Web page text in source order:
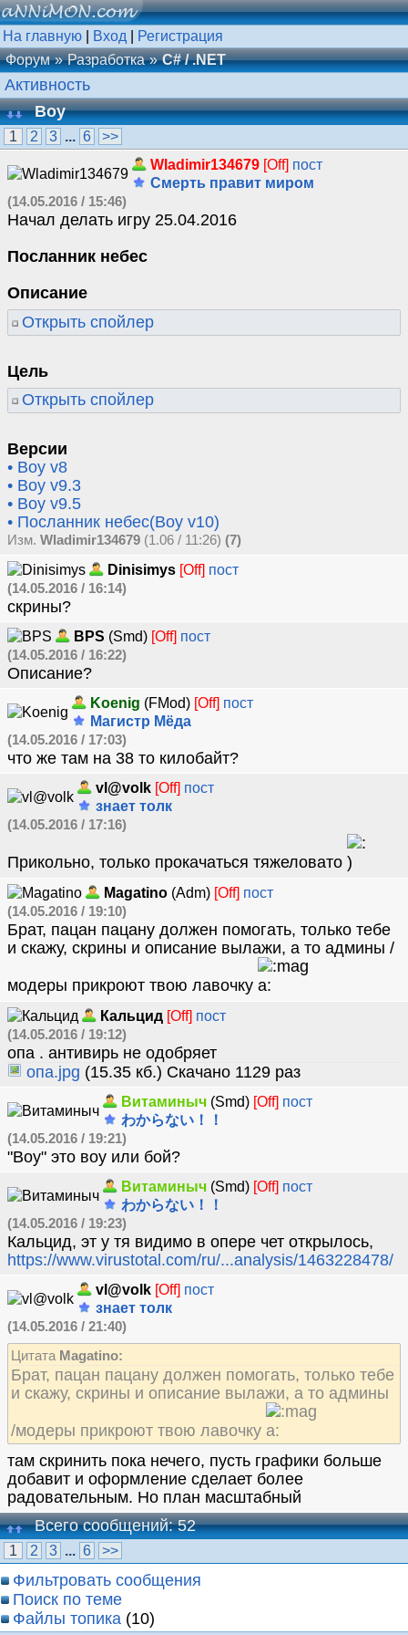
На главную Вход
Регистрация
Форум
Разработка C# / .NET
Активность
Boy
1 2 3 ... 6
>>
Wladimir134679 [Off] пост
Смерть правит миром
(14.05.2016 / 15:46)
Начал делать игру 25.04.2016
Посланник небес
Описание
Открыть спойлер
Цель
Открыть спойлер
Версии
• Boy v8
• Boy v9.3
• Boy v9.5
• Посланник небес(Boy v10)
Изм. Wladimir134679 (1.06 / 11:26) (7)
Dinisimys [Off] пост
(14.05.2016 / 16:14)
скрины?
BPS (Smd) [Off] пост
(14.05.2016 / 16:22)
Описание?
Koenig (FMod) [Off] пост
Магистр Мёда
(14.05.2016 / 17:03)
что же там на 38 то килобайт?
vl@volk [Off] пост
знает толк
(14.05.2016 / 17:16)
Прикольно, только прокачаться тяжеловато
Magatino (Adm) [Off] пост
(14.05.2016 / 19:10)
Брат, пацан пацану должен помогать, только тебе
и скажу, скрины и описание вылажи, а то админы /
модеры прикроют твою лавочку
Кальцид [Off] пост
(14.05.2016 / 19:12)
опа . антивирь не одобряет
опа.jpg (15.35 кб.) Скачано 1129 раз
Витаминыч (Smd) [Off] пост
わからない！！
(14.05.2016 / 19:21)
"Воу" это воу или бой?
Витаминыч (Smd) [Off] пост
わからない！！
(14.05.2016 / 19:23)
Кальцид, эт у тя видимо в опере чет открылось,
https://www.virustotal.com/ru/...analysis/1463228478/
vl@volk [Off] пост
знает толк
(14.05.2016 / 21:40)
Цитата Magatino:
Брат, пацан пацану должен помогать, только тебе
и скажу, скрины и описание вылажи, а то админы
/модеры прикроют твою лавочку
там скринить пока нечего, пусть графики больше
добавит и оформление сделает более
радовательным. Но план масштабный
Всего сообщений: 52
1 2 3 ... 6 >>
Фильтровать сообщения
Поиск по теме
Файлы топика (10)